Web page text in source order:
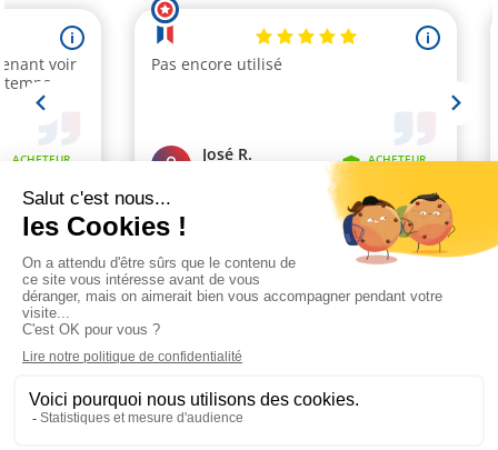
Marchand approuvé par la Société des Avis Garantis,cliquez ici pour
vérifier.
Paiement sécurisé
Livraison 48h à 72h